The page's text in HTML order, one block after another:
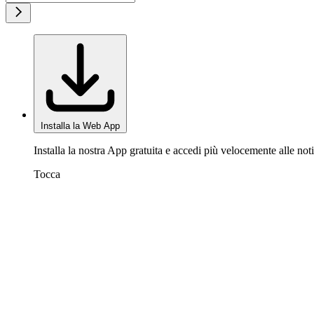
Installa la Web App
Installa la nostra App gratuita e accedi più velocemente alle
Tocca